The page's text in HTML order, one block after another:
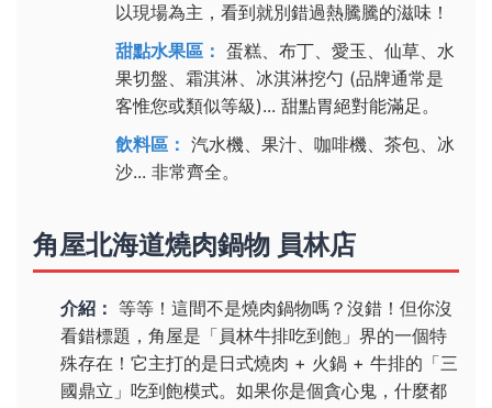
以現場為主，看到就別錯過熱騰騰的滋味！
甜點水果區： 蛋糕、布丁、愛玉、仙草、水
果切盤、霜淇淋、冰淇淋挖勺 (品牌通常是
客惟您或類似等級)... 甜點胃絕對能滿足。
飲料區： 汽水機、果汁、咖啡機、茶包、冰
沙... 非常齊全。
角屋北海道燒肉鍋物 員林店
介紹： 等等！這間不是燒肉鍋物嗎？沒錯！但你沒
看錯標題，角屋是「員林牛排吃到飽」界的一個特
殊存在！它主打的是日式燒肉 + 火鍋 + 牛排的「三
國鼎立」吃到飽模式。如果你是個貪心鬼，什麼都